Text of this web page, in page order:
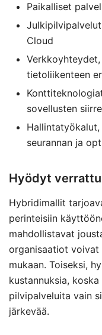
Paikalliset
Cloud
tietoliikenteen
sovellusten
seurannan ja
Hyödyt
Hybridimallit
perinteisiin
mahdollistavat
organisaatiot voivat
mukaan. Toiseksi,
kustannuksia,
pilvipalveluita vain
järkevää.